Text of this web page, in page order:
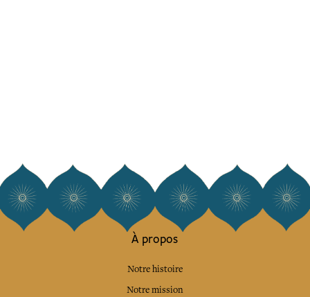
À propos
Notre histoire
Notre mission